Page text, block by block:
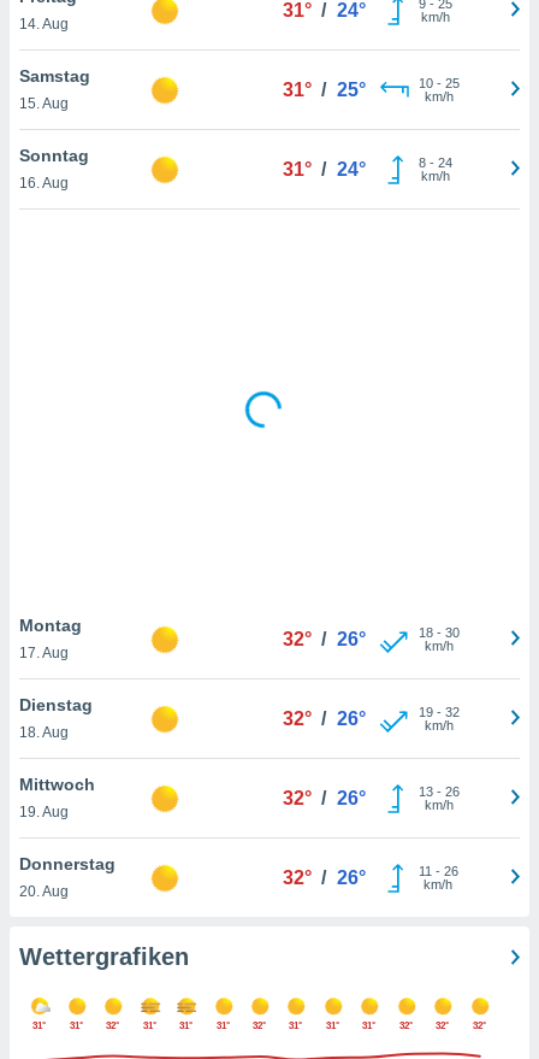
können
von
und
klicken.
und
14. Aug
31° / 24° 9- 25
km/h
Samstag
15. Aug
31° / 25° 10- 25
km/h
Sonntag
16. Aug
31° / 24° 8- 24
km/h
Montag
17. Aug
32° / 26° 18- 30
km/h
Dienstag
18. Aug
32° / 26° 19- 32
km/h
Mittwoch
19. Aug
32° / 26° 13- 26
km/h
Donnerstag
20. Aug
32° / 26° 11 - 26
km/h
Wettergrafiken
31° 31° 32° 31° 31° 31° 32° 31° 31° 31° 32° 32° 32°